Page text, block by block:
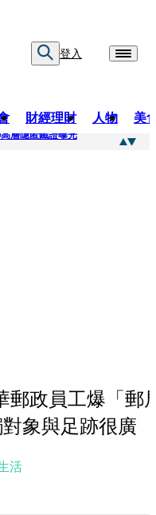
登入
財經理財 人物 美
層隱匿鐵證曝光
郵政員工爆「郵
象與足跡很廣
活